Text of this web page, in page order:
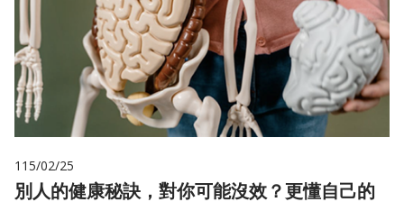
115/02/25
別人的健康秘訣，對你可能沒效？更懂自己的